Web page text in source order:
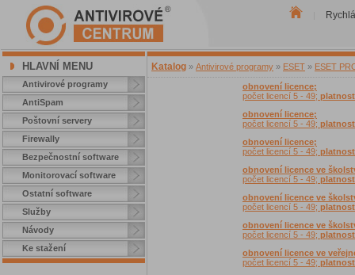
HLAVNÍ MENU
Antivirové programy
AntiSpam
Poštovní servery
Firewally
Bezpečnostní software
Monitorovací software
Ostatní software
Služby
Návody
Ke stažení
Katalog » Antivirové programy » ESET » ESET
obnovení licence;
počet licencí 5 - 49;
obnovení licence;
počet licencí 5 - 49;
obnovení licence;
počet licencí 5 - 49;
obnovení licence ve
počet licencí 5 - 49;
obnovení licence ve
počet licencí 5 - 49;
obnovení licence ve
počet licencí 5 - 49;
obnovení licence ve
počet licencí 5 - 49;